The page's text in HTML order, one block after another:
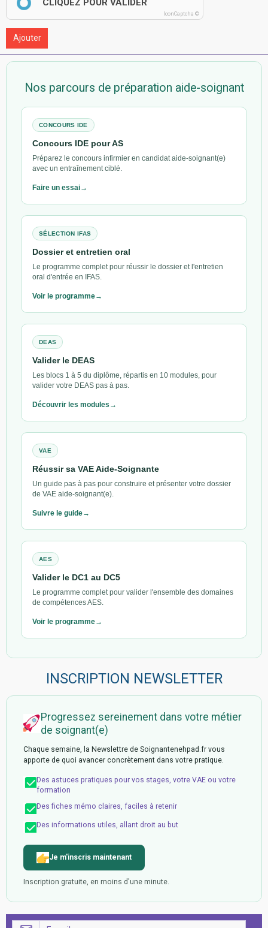
CLIQUEZ POUR VALIDER
IconCaptcha ©
Ajouter
Nos parcours de préparation aide-soignant
CONCOURS IDE
Concours IDE pour AS
Préparez le concours infirmier en candidat aide-soignant(e)
avec un entraînement ciblé.
Faire un essai
SÉLECTION IFAS
Dossier et entretien oral
Le programme complet pour réussir le dossier et l'entretien
oral d'entrée en IFAS.
Voir le programme
DEAS
Valider le DEAS
Les blocs 1 à 5 du diplôme, répartis en 10 modules, pour
valider votre DEAS pas à pas.
Découvrir les modules
VAE
Réussir sa VAE Aide-Soignante
Un guide pas à pas pour construire et présenter votre dossier
de VAE aide-soignant(e).
Suivre le guide
AES
Valider le DC1 au DC5
Le programme complet pour valider l'ensemble des domaines
de compétences AES.
Voir le programme
INSCRIPTION NEWSLETTER
Progressez sereinement dans votre métier
de soignant(e)
Chaque semaine, la Newslettre de Soignantenehpad.fr vous
apporte de quoi avancer concrètement dans votre pratique.
Des astuces pratiques pour vos stages, votre VAE ou votre
formation
Des fiches mémo claires, faciles à retenir
Des informations utiles, allant droit au but
Je m'inscris maintenant
Inscription gratuite, en moins d'une minute.